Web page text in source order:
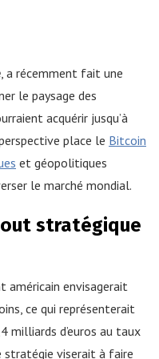
, a récemment fait une
le paysage des
acquérir jusqu’à
place le Bitcoin
et géopolitiques
le marché mondial.
stratégique
américain envisagerait
ce qui représenterait
milliards d’euros au taux
viserait à faire